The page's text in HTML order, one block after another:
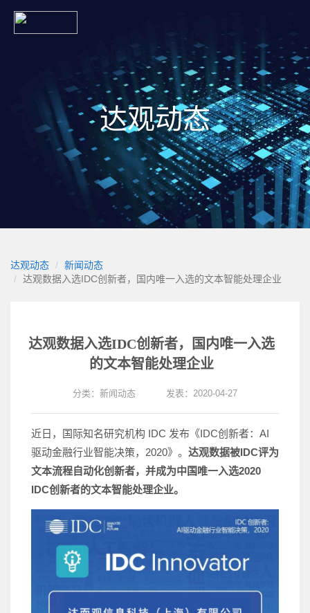
达观动态
达观动态
新闻动态
达观数据入选IDC创新者，国内唯一入选的文本智能处理企业
达观数据入选IDC创新者，国内唯一入选
的文本智能处理企业
分类： 新闻动态 发表：2020-04-27
近日，国际知名研究机构 IDC 发布《IDC创新者：AI
驱动金融行业智能决策，2020》。 达观数据被IDC评为
文本流程自动化创新者，并成为中国唯一入选2020
IDC创新者的文本智能处理企业。